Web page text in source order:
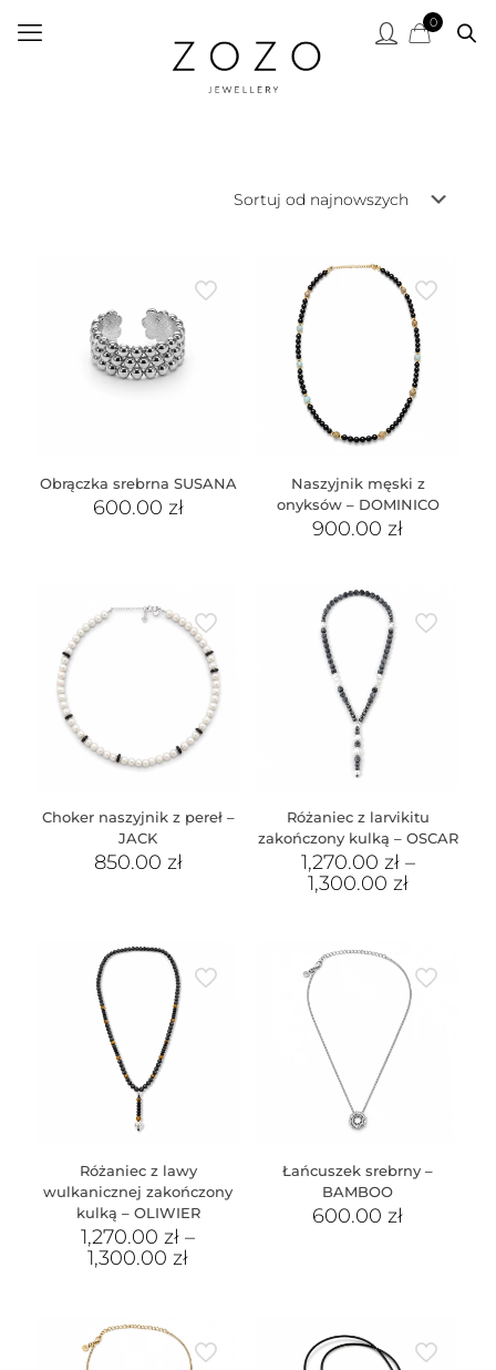
0
Obrączka srebrna SUSANA
600.00 zł
Naszyjnik męski z
onyksów – DOMINICO
900.00zł
Choker naszyjnik z pereł –
JACK
850.00 zł
Różaniec z larvikitu
zakończony kulką – OSCAR
1,270.00 zł–
1,300.00 zł
Różaniec z lawy
wulkanicznej zakończony
kulką – OLIWIER
1,270.00zł –
1,300.00zł
Łańcuszek srebrny –
BAMBOO
600.00zł